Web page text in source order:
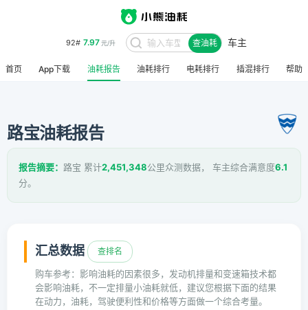
92# 7.97元/升 查油耗 车主
首页 App下载 油耗报告 油耗排行 电耗排行 插混排行 帮助
路宝油耗报告
报告摘要： 路宝 累计2,451,348公里众测数据， 车主综合满意度6.1
分。
汇总数据 查排名
购车参考：影响油耗的因素很多，发动机排量和变速箱技术都
会影响油耗，不一定排量小油耗就低，建议您根据下面的结果
在动力，油耗，驾驶便利性和价格等方面做一个综合考量。